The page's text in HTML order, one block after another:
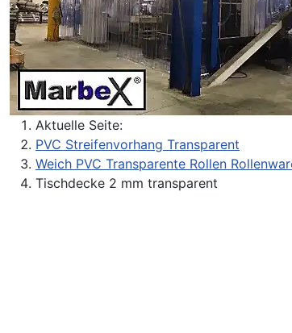
Aktuelle Seite:
PVC Streifenvorhang Transparent
Weich PVC Transparente Rollen
Tischdecke 2 mm transparent